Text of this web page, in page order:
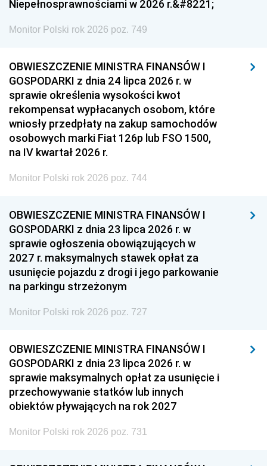
Niepełnosprawnościami w 2026 r.&#8221;
Monitor Polski rok 2026 poz. 749
OBWIESZCZENIE MINISTRA FINANSÓW I
GOSPODARKI z dnia 24 lipca 2026 r. w
sprawie określenia wysokości kwot
rekompensat wypłacanych osobom, które
wniosły przedpłaty na zakup samochodów
osobowych marki Fiat 126p lub FSO 1500,
na IV kwartał 2026 r.
Monitor Polski rok 2026 poz. 744
OBWIESZCZENIE MINISTRA FINANSÓW I
GOSPODARKI z dnia 23 lipca 2026 r. w
sprawie ogłoszenia obowiązujących w
2027 r. maksymalnych stawek opłat za
usunięcie pojazdu z drogi i jego parkowanie
na parkingu strzeżonym
Monitor Polski rok 2026 poz. 727
OBWIESZCZENIE MINISTRA FINANSÓW I
GOSPODARKI z dnia 23 lipca 2026 r. w
sprawie maksymalnych opłat za usunięcie i
przechowywanie statków lub innych
obiektów pływających na rok 2027
Monitor Polski rok 2026 poz. 731